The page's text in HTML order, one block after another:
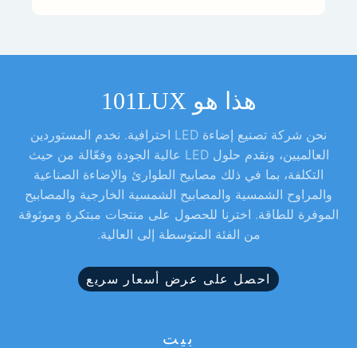
هذا هو 101LUX
نحن شركة تصنيع إضاءة LED احترافية. نخدم المستوردين
العالميين، ونقدم حلول LED عالية الجودة وفعّالة من حيث
التكلفة، بما في ذلك مصابيح الطوارئ والإضاءة الصناعية
والمراوح الشمسية والمصابيح الشمسية الخارجية والمصابيح
الموفرة للطاقة. اخترنا للحصول على منتجات مبتكرة وموثوقة
من الفئة المتوسطة إلى العالية.
احصل على عرض أسعار سريع
بيت